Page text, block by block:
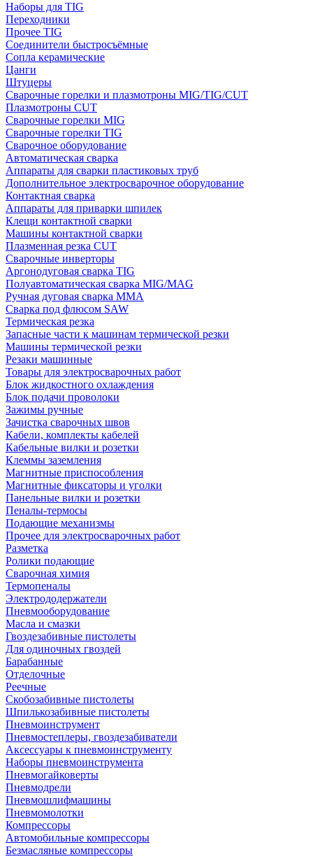
Наборы для TIG
Переходники
Прочее TIG
Соединители быстросъёмные
Сопла керамические
Цанги
Штуцеры
Сварочные горелки и плазмотроны MIG/TIG/CUT
Плазмотроны CUT
Сварочные горелки MIG
Сварочные горелки TIG
Сварочное оборудование
Автоматическая сварка
Аппараты для сварки пластиковых труб
Дополнительное электросварочное оборудование
Контактная сварка
Аппараты для приварки шпилек
Клещи контактной сварки
Машины контактной сварки
Плазменная резка CUT
Сварочные инверторы
Аргонодуговая сварка TIG
Полуавтоматическая сварка MIG/MAG
Ручная дуговая сварка MMA
Сварка под флюсом SAW
Термическая резка
Запасные части к машинам термической резки
Машины термической резки
Резаки машинные
Товары для электросварочных работ
Блок жидкостного охлаждения
Блок подачи проволоки
Зажимы ручные
Зачистка сварочных швов
Кабели, комплекты кабелей
Кабельные вилки и розетки
Клеммы заземления
Магнитные приспособления
Магнитные фиксаторы и уголки
Панельные вилки и розетки
Пеналы-термосы
Подающие механизмы
Прочее для электросварочных работ
Разметка
Ролики подающие
Сварочная химия
Термопеналы
Электрододержатели
Пневмооборудование
Масла и смазки
Гвоздезабивные пистолеты
Для одиночных гвоздей
Барабанные
Отделочные
Реечные
Скобозабивные пистолеты
Шпилькозабивные пистолеты
Пневмоинструмент
Пневмостеплеры, гвоздезабиватели
Аксессуары к пневмоинструменту
Наборы пневмоинструмента
Пневмогайковерты
Пневмодрели
Пневмошлифмашины
Пневмомолотки
Компрессоры
Автомобильные компрессоры
Безмасляные компрессоры